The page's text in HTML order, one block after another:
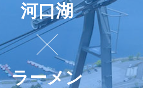
河口湖
ラーメン